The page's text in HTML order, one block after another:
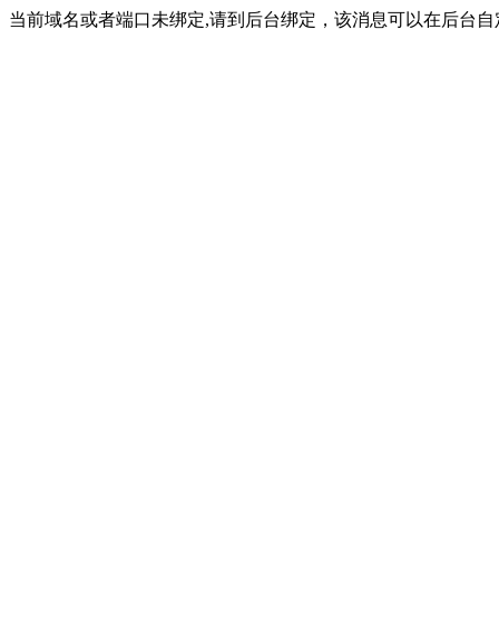
当前域名或者端口未绑定,请到后台绑定，该消息可以在后台自